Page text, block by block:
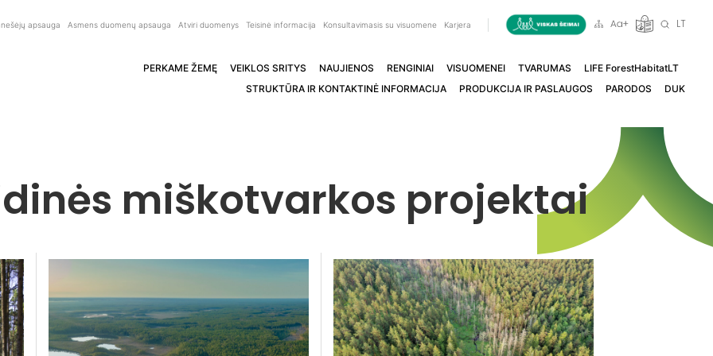
apsauga Asmens duomenų apsauga Atviri duomenys Teisinė informacija Konsultavimasis su visuomene Karjera LT
PERKAME ŽEMĘ VEIKLOS SRITYS NAUJIENOS RENGINIAI VISUOMENEI TVARUMAS
LIFE ForestHabitatLT
STRUKTŪRA IR KONTAKTINĖ INFORMACIJA
PRODUKCIJA IR PASLAUGOS PARODOS DUK
miškotvarkos projektai